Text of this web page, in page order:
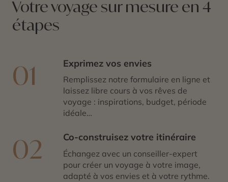
Votre voyage sur mesure en 4
étapes
01 Exprimez vos envies
Remplissez notre formulaire en ligne et
laissez libre cours à vos rêves de
voyage : inspirations, budget, période
idéale…
02 Co-construisez votre itinéraire
Échangez avec un conseiller-expert
pour créer un voyage à votre image,
adapté à vos envies et à votre rythme.